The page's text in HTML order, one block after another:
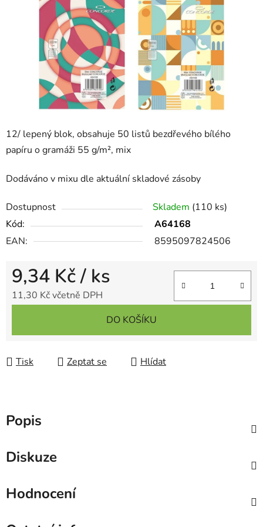
12/ lepený blok, obsahuje 50 listů bezdřevého bílého
papíru o gramáži 55 g/m², mix
Dodáváno v mixu dle aktuální skladové zásoby
Dostupnost Skladem (110 ks)
Kód:
A64168
EAN:
8595097824506
9,34 Kč/ ks
11,30 Kč včetně DPH
DO KOŠÍKU
Tisk Zeptat se Hlídat
Popis
Diskuze
Hodnocení